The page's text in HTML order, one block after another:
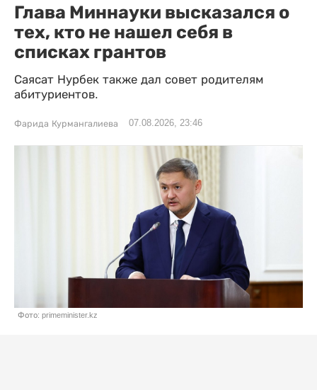
Глава Миннауки высказался о
тех, кто не нашел себя в
списках грантов
Саясат Нурбек также дал совет родителям
абитуриентов.
Фарида Курмангалиева 07.08.2026, 23:46
Фото: primeminister.kz